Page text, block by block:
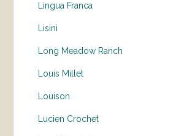
Lingua Franca
Lisini
Long Meadow Ranch
Louis Millet
Louison
Lucien Crochet